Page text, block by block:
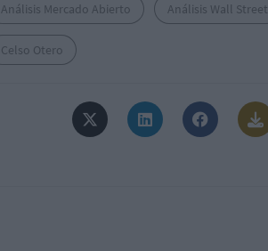
Análisis Mercado Abierto Análisis Wall Street
Celso Otero